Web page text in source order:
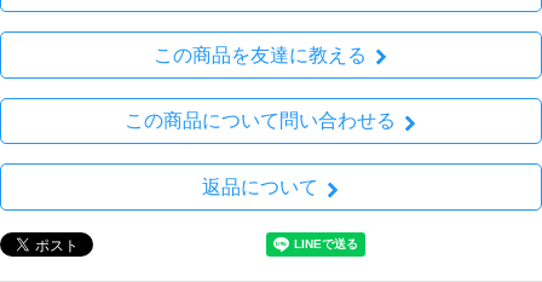
この商品を友達に教える
この商品について問い合わせる
返品について